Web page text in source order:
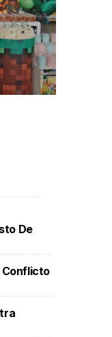
De
Conflicto